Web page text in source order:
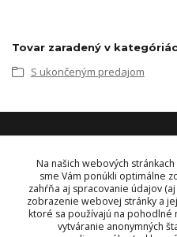
Tovar zaradený v
S ukončeným predajom
KONTAKT
OBJEDNÁVKY A INFORMÁCIE
+421 948 229 224
info@vysielacky.com
Na našich webových
sme Vám ponúkli optimálne
zahŕňa aj spracovanie údajov
zobrazenie webovej stránky a
ktoré sa používajú na pohodlné
vytváranie anonymných